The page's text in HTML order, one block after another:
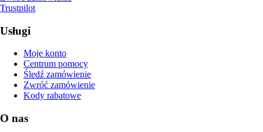
Trustpilot
Usługi
Moje konto
Centrum pomocy
Śledź zamówienie
Zwróć zamówienie
Kody rabatowe
O nas